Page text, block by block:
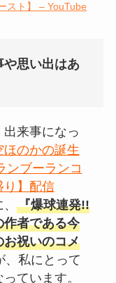
スト】 – YouTube
や思い出はあ
出来事になっ
ほのかの誕生
ンブーランコ
り】配信
『爆球連発!!
作者である今
祝いのコメ
、私にとって
ています。